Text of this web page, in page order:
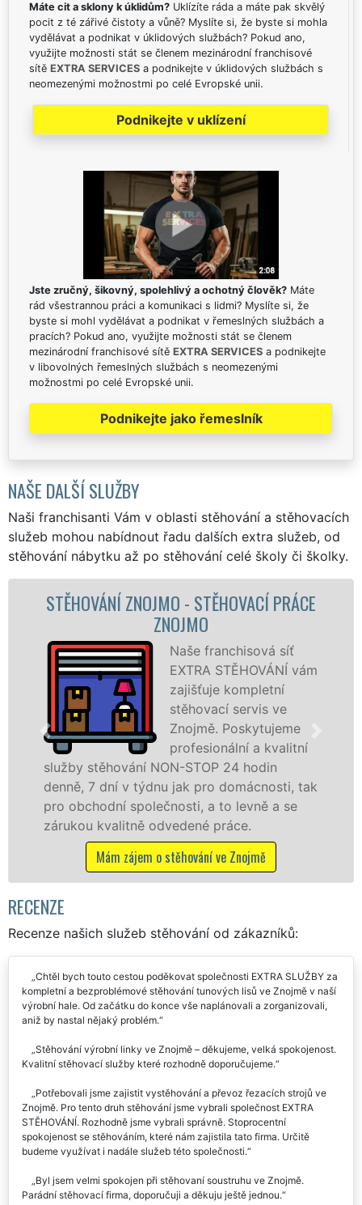
Máte cit a sklony k úklidům? Uklízíte ráda a máte pak skvělý
pocit z té zářivé čistoty a vůně? Myslíte si, že byste si mohla
vydělávat a podnikat v úklidových službách? Pokud ano,
využijte možnosti stát se členem mezinárodní franchisové
sítě EXTRA SERVICES a podnikejte v úklidových službách s
neomezenými možnostmi po celé Evropské unii.
Podnikejte v uklízení
Jste zručný, šikovný, spolehlivý a ochotný člověk? Máte
rád všestrannou práci a komunikaci s lidmi? Myslíte si, že
byste si mohl vydělávat a podnikat v řemeslných službách a
pracích? Pokud ano, využijte možnosti stát se členem
mezinárodní franchisové sítě EXTRA SERVICES a podnikejte
v libovolných řemeslných službách s neomezenými
možnostmi po celé Evropské unii.
Podnikejte jako řemeslník
NAŠE DALŠÍ SLUŽBY
Naši franchisanti Vám v oblasti stěhování a stěhovacích
služeb mohou nabídnout řadu dalších extra služeb, od
stěhování nábytku až po stěhování celé školy či školky.
STĚHOVACÍ SLUŽBA ZNOJMO -
STĚHOVACÍ FIRMA ZNOJMO
Poskytujeme
stěhovací služby ve
Znojmě na špičkové
úrovni se speciální
stěhovací
technikou. Tyto
služby zajišťujeme domácnostem i firmám v
celém okresu Znojmo se zárukou kvality
franchisové sítě EXTRA STĚHOVÁNÍ.
Nabízíme stěhovací služby NON-STOP
včetně víkendů a svátků bez příplatků.
Mám zájem o stěhovací služby ve Znojmě
RECENZE
Recenze našich služeb stěhování od zákazníků:
Chtěl bych touto cestou poděkovat společnosti EXTRA SLUŽBY za
kompletní a bezproblémové stěhování tunových lisů ve Znojmě v naší
výrobní hale. Od začátku do konce vše naplánovali a zorganizovali,
Stěhování výrobní linky ve Znojmě – děkujeme, velká spokojenost.
Potřebovali jsme zajistit vystěhování a převoz řezacích strojů ve
Znojmě. Pro tento druh stěhování jsme vybrali společnost EXTRA
STĚHOVÁNÍ. Rozhodně jsme vybrali správně. Stoprocentní
spokojenost se stěhováním, které nám zajistila tato firma. Určitě
Byl jsem velmi spokojen při stěhovaní soustruhu ve Znojmě.